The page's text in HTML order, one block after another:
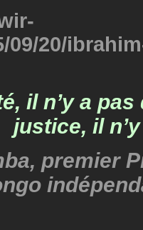
09/20/
il n’y a
justice, il
premier